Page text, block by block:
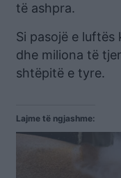
të ashpra.
Si pasojë e luftës
dhe miliona të
shtëpitë e tyre.
Lajme të ngjashme: